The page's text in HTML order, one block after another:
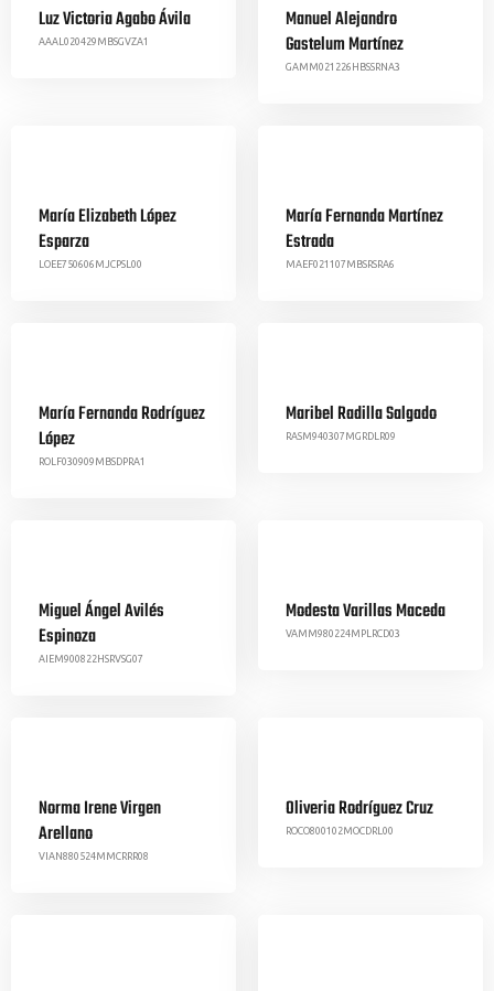
Luz Victoria Agabo Ávila
AAAL020429MBSGVZA1
Manuel Alejandro
Gastelum Martínez
GAMM021226HBSSRNA3
María Elizabeth López
Esparza
LOEE750606MJCPSL00
María Fernanda Martínez
Estrada
MAEF021107MBSRSRA6
María Fernanda Rodríguez
López
ROLF030909MBSDPRA1
Maribel Radilla Salgado
RASM940307MGRDLR09
Miguel Ángel Avilés
Espinoza
AIEM900822HSRVSG07
Modesta Varillas Maceda
VAMM980224MPLRCD03
Norma Irene Virgen
Arellano
VIAN880524MMCRRR08
Oliveria Rodríguez Cruz
ROCO800102MOCDRL00